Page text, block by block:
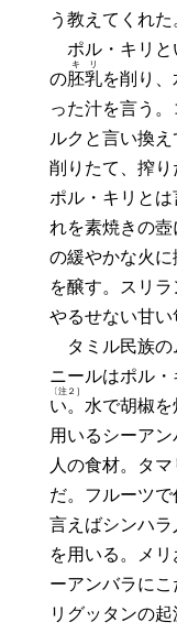
う教えてくれた
ポル・キリと
の胚乳
キリ
を削り、
った汁を言う。
ルクと言い換え
削りたて、搾り
ポル・キリとは
れを素焼きの
の緩やかな火
を醸す。スリ
やるせない甘い
タミル民族の
ニールはポル
い。
〔注２］
水で胡椒
用いるシーア
人の食材。タ
だ。フルーツで
言えばシンハラ
を用いる。メ
ーアンバラに
リグッタンの